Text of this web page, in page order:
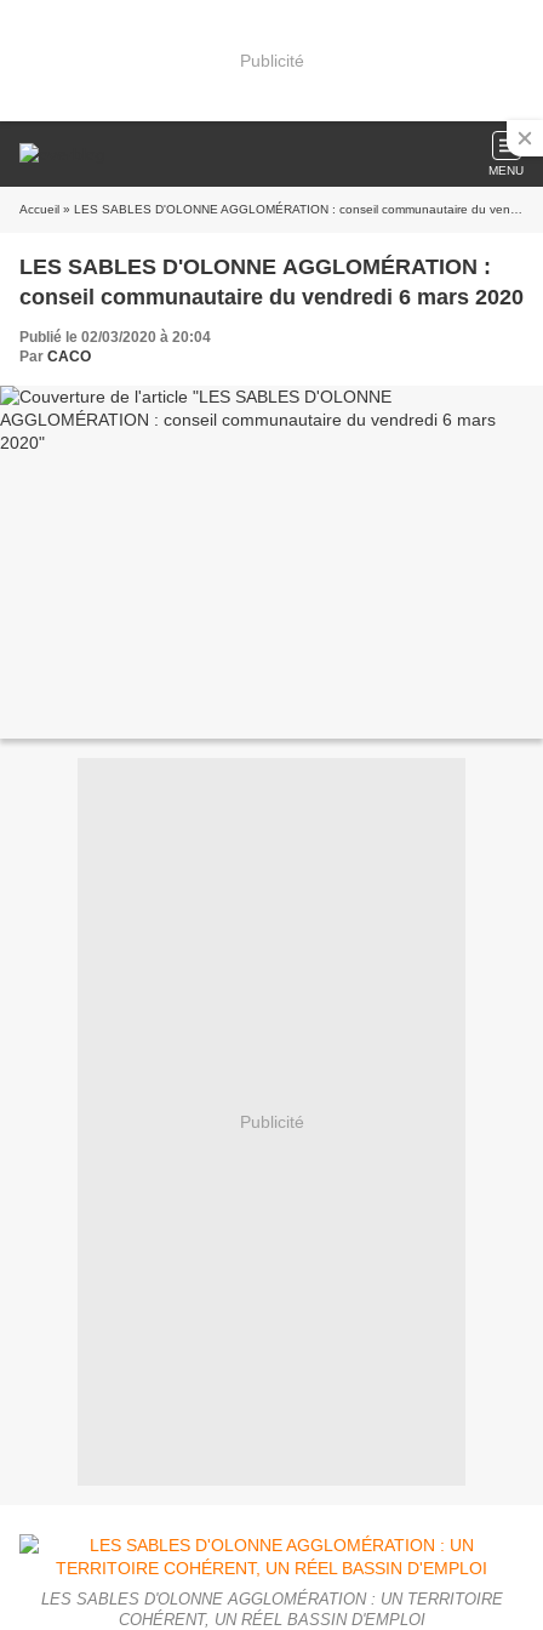
Publicité
MENU
Accueil » LES SABLES D'OLONNE AGGLOMÉRATION : conseil communautaire du vendredi 6 mars 2020
LES SABLES D'OLONNE AGGLOMÉRATION :
conseil communautaire du vendredi 6 mars 2020
Publié le 02/03/2020 à 20:04
Par CACO
Publicité
LES SABLES D'OLONNE AGGLOMÉRATION : UN TERRITOIRE
COHÉRENT, UN RÉEL BASSIN D'EMPLOI